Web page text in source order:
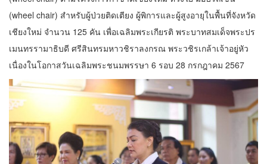
(wheel chair) สำหรับผู้ป่วยติดเตียง ผู้พิการและผู้สูงอายุในพื้นที่จังหวัด
เชียงใหม่ จำนวน 125 คัน เพื่อเฉลิมพระเกียรติ พระบาทสมเด็จพระปร
เมนทรรามาธิบดี ศรีสินทรมหาวชิราลงกรณ พระวชิรเกล้าเจ้าอยู่หัว
เนื่องในโอกาสวันเฉลิมพระชนมพรรษา 6 รอบ 28 กรกฎาคม 2567